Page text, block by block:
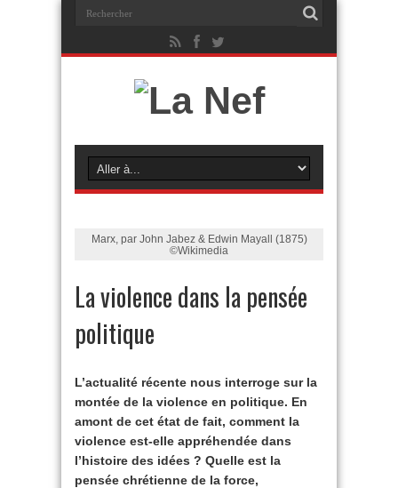
Marx, par John Jabez & Edwin Mayall (1875)
©Wikimedia
La violence dans la pensée
politique
L’actualité récente nous interroge sur la
montée de la violence en politique. En
amont de cet état de fait, comment la
violence est-elle appréhendée dans
l’histoire des idées ? Quelle est la
pensée chrétienne de la force,